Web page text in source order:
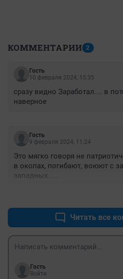
КОММЕНТАРИИ 2
Гость
10 февраля 2024, 15:35
сразу видно Заработал.... в
наверное
Гость
9 февраля 2024, 11:24
Это мягко говоря не
в окопах, погибают, воюют с
западных.....
Читать все
Гость
Войти